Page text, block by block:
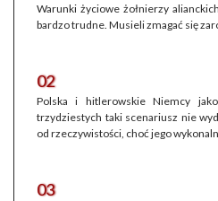
Warunki życiowe żołnierzy
bardzo trudne. Musieli zmagać się
02
Polska i hitlerowskie Niemcy
trzydziestych taki scenariusz nie
od rzeczywistości, choć jego
03